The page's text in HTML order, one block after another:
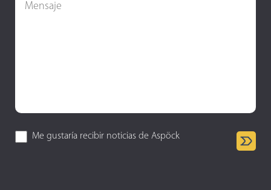
Me gustaría recibir noticias de Aspöck